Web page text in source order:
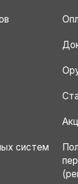
систем